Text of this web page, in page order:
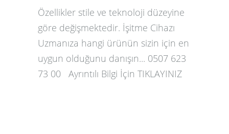
Özellikler stile ve teknoloji düzeyine
göre değişmektedir. İşitme Cihazı
Uzmanıza hangi ürünün sizin için en
uygun olduğunu danışın... 0507 623
73 00 Ayrıntılı Bilgi İçin TIKLAYINIZ